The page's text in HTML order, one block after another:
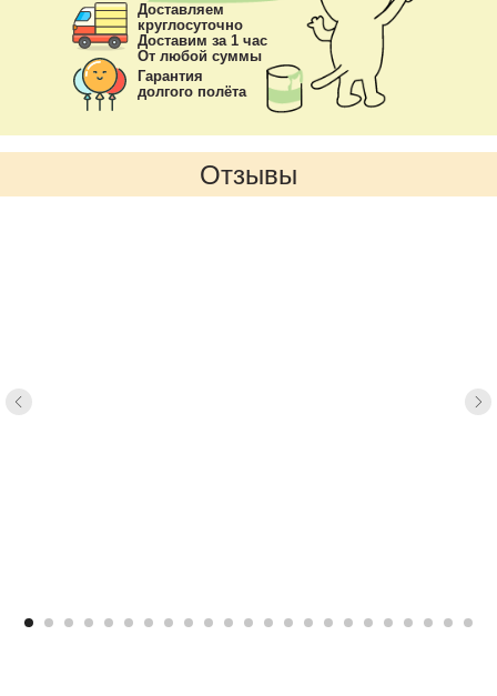
Доставляем
круглосуточно
Доставим за 1 час
От любой суммы
Гарантия
долгого полёта
Отзывы